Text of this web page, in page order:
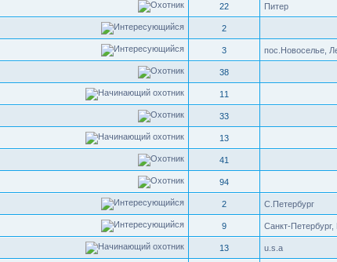
22 Питер
2
3 пос.Новоселье,
38
11
33
13
41
94
2 С.Петербург
9 Санкт-
13 u.s.a